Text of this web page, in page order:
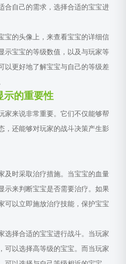
合自己的需求，选择合适的宝宝进
宝的头像上，来查看宝宝的详细信
示宝宝的等级数值，以及与玩家等
以更好地了解宝宝与自己的等级差
示的重要性
家来说非常重要。它们不仅能够帮
，还能够对玩家的战斗决策产生影
及时采取治疗措施。当宝宝的血量
示来判断宝宝是否需要治疗。如果
可以立即施放治疗技能，保护宝宝
选择合适的宝宝进行战斗。当玩家
可以选择高等级的宝宝。而当玩家